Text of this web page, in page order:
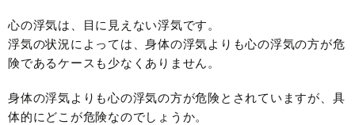
心の浮気は、目に見えない浮気です。
浮気の状況によっては、身体の浮気よりも心の浮気の方が危
険であるケースも少なくありません。
身体の浮気よりも心の浮気の方が危険とされていますが、具
体的にどこが危険なのでしょうか。